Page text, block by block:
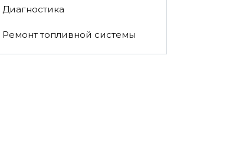
Диагностика
Ремонт топливной системы